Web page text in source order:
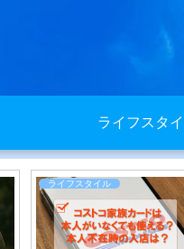
ライフスタ
ライフスタイル